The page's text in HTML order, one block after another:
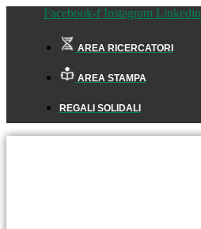
Facebook-f Instagram Linkedin
AREA RICERCATORI
AREA STAMPA
REGALI SOLIDALI